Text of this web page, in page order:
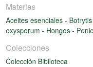
Materias
Aceites esenciales -
oxysporum - Hongos -
Colecciones
Colección Biblioteca